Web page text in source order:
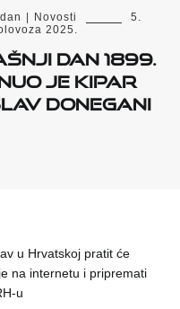
Novosti
5.
2025.
dan 1899.
je kipar
Donegani
u Hrvatskoj pratit će
na internetu i pripremati
u